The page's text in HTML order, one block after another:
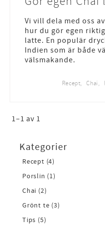
Vi vill dela med oss
hur du gör egen
latte. En populär
Indien som är både
välsmakande.
Recept Chai
1–1 av 1
Kategorier
Recept (4)
Porslin (1)
Chai (2)
Grönt te (3)
Tips (5)